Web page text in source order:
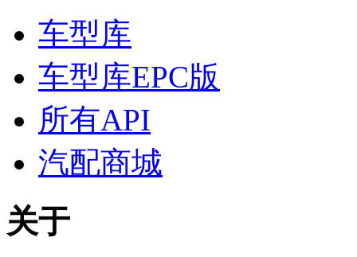
车型库
车型库EPC版
所有API
汽配商城
关于